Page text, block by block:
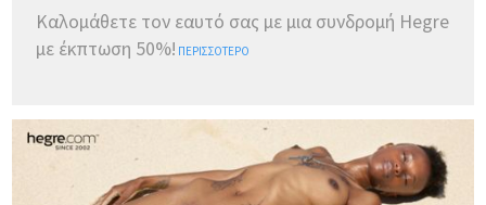
Καλομάθετε τον εαυτό σας με μια συνδρομή Hegre
με έκπτωση 50%! ΠΕΡΙΣΣΌΤΕΡΟ